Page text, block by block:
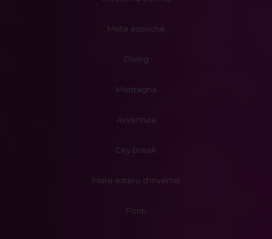
Mete esotiche
Diving
Montagna
Avventura
City Break
Mare estero d'inverno
Ponti